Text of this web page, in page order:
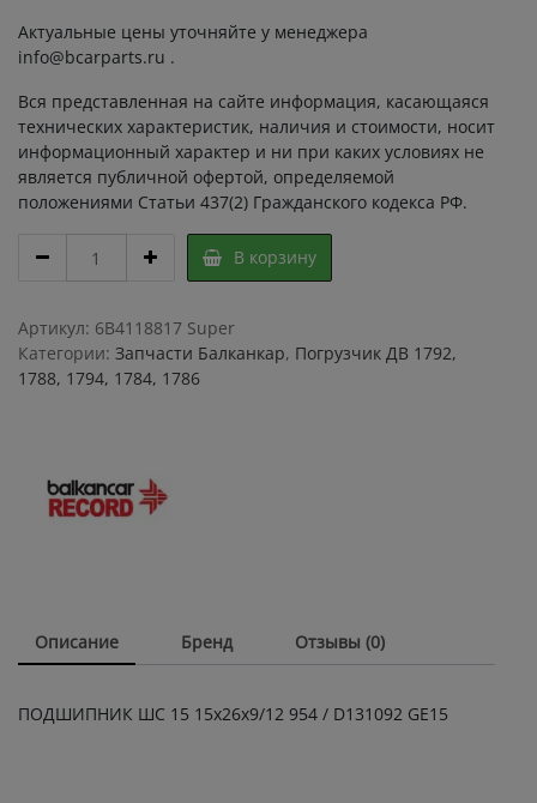
Актуальные цены уточняйте у менеджера
info@bcarparts.ru .
Вся представленная на сайте информация, касающаяся
технических характеристик, наличия и стоимости, носит
информационный характер и ни при каких условиях не
является публичной офертой, определяемой
положениями Статьи 437(2) Гражданского кодекса РФ.
ПОДШИПНИК
15х26х9/12
954
/
В корзину
Артикул: 6B4118817 Super
Категории: Запчасти Балканкар, Погрузчик ДВ 1792,
1788, 1794, 1784, 1786
Описание Бренд Отзывы (0)
ПОДШИПНИК ШС 15 15х26х9/12 954 / D131092 GE15